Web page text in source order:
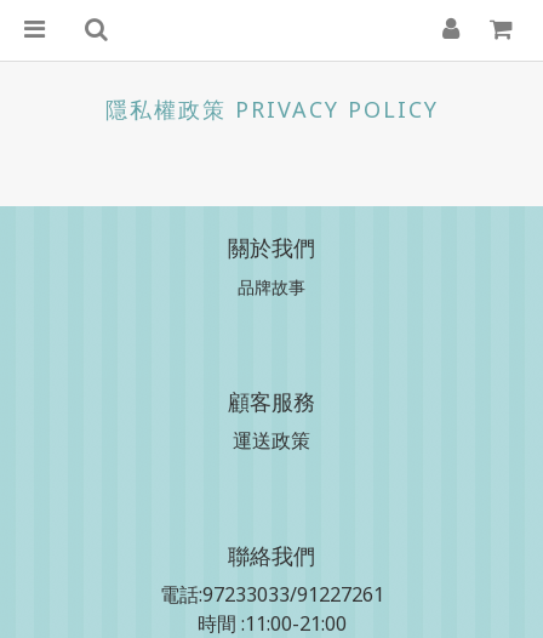
隱私權政策 PRIVACY POLICY
關於我們
品牌故事
顧客服務
運送政策
聯絡我們
電話:97233033/91227261
時間 :11:00-21:00